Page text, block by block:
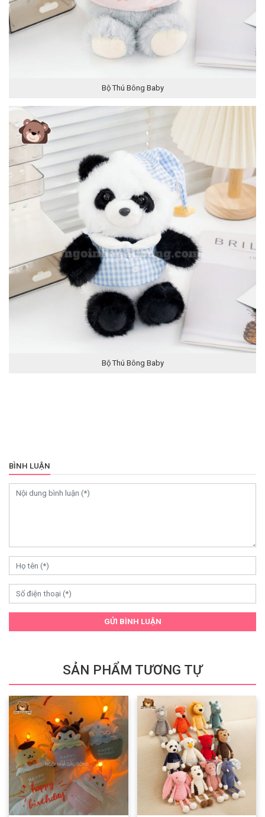
Bộ Thú Bông Baby
Bộ Thú Bông Baby
BÌNH LUẬN
GỬI BÌNH LUẬN
SẢN PHẨM TƯƠNG TỰ